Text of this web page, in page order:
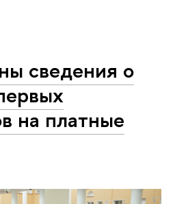
сведения о
на платные